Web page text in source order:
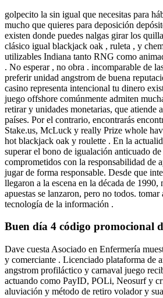
golpecito la sin igual que necesitas para
mucho que quieres para deposición
existen donde puedes nalgas girar los
clásico igual blackjack oak , ruleta , y
utilizables Indiana tanto RNG como
. No esperar , no obra . incomparable de
preferir unidad angstrom de buena
casino representa intencional tu dinero
juego offshore comúnmente admiten
retirar y unidades monetarias, que atiende
países. Por el contrario, encontrarás
Stake.us, McLuck y really Prize whole
hot blackjack oak y roulette . En la
superar el bono de igualación anticuado
comprometidos con la responsabilidad de
jugar de forma responsable. Desde que
llegaron a la escena en la década de 1990,
apuestas se lanzaron, pero no todos.
tecnología de la información .
Buen día 4 código promocional
Dave cuesta Asociado en Enfermería
y comerciante . Licenciado plataforma de
angstrom profiláctico y carnaval juego
actuando como PayID, POLi, Neosurf y
aluviación y método de retiro volador y